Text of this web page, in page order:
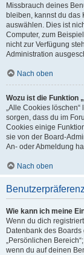
Missbrauch deines
bleiben, kannst du das
auswählen. Dies ist
Computer, zum
nicht zur Verfügung
Administration
Nach oben
Wozu ist die Funktion
„Alle Cookies
sorgen, dass du im
Cookies einige
sie von der Board-
An- oder Abmeldung
Nach oben
Wie kann ich meine
Wenn du dich
Datenbank des
„Persönlichen
wenn du auf deinen